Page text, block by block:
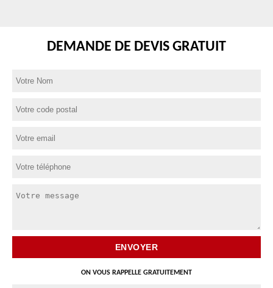
DEMANDE DE DEVIS GRATUIT
ON VOUS RAPPELLE GRATUITEMENT